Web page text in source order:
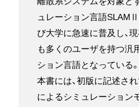
ュレーション言語SLAMⅡ
び大学に急速に普及し、
も多くのユーザを持つ汎
ション言語となっている。
本書には、初版に記述さ
によるシミュレーション